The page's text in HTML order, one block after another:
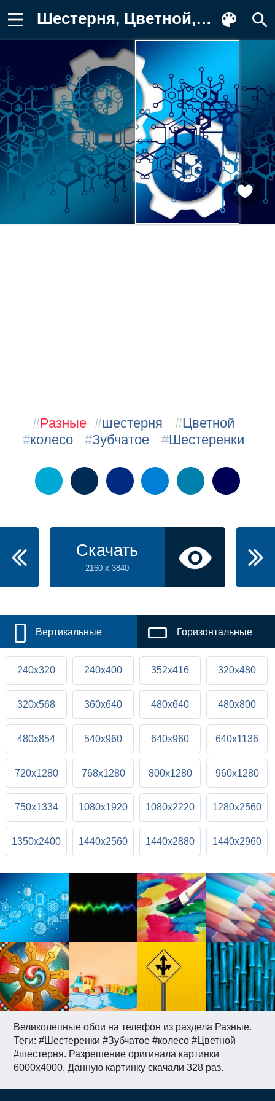
Шестерня, Цветной, колесо, Зубчатое Фотография
Великолепные обои на телефон из раздела Разные.
Теги: #Шестеренки #Зубчатое #колесо #Цветной
#шестерня. Разрешение оригинала картинки
6000x4000. Данную картинку скачали 328 раз.
#Разные #шестерня #Цветной
#колесо #Зубчатое #Шестеренки
Скачать
2160 x 3840
Вертикальные Горизонтальные
240x320 240x400 352x416 320x480
320x568 360x640 480x640 480x800
480x854 540x960 640x960 640x1136
720x1280 768x1280 800x1280 960x1280
750x1334 1080x1920 1080x2220 1280x2560
1350x2400 1440x2560 1440x2880 1440x2960